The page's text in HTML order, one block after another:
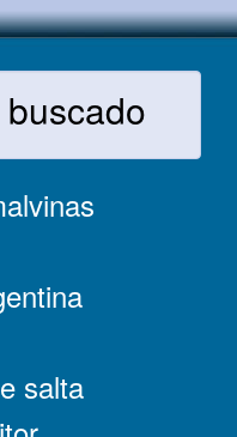
salta